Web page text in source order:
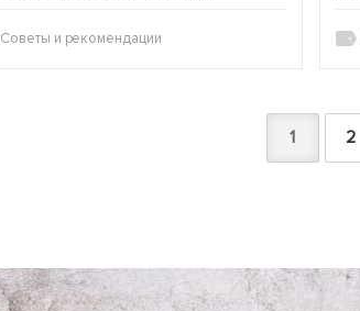
Советы и рекомендации
1 2